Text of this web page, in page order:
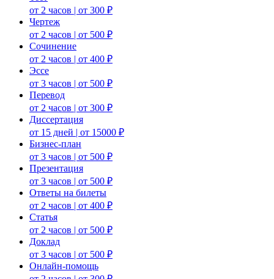
от 2 часов | от 300 ₽
Чертеж
от 2 часов | от 500 ₽
Сочинение
от 2 часов | от 400 ₽
Эссе
от 3 часов | от 500 ₽
Перевод
от 2 часов | от 300 ₽
Диссертация
от 15 дней | от 15000 ₽
Бизнес-план
от 3 часов | от 500 ₽
Презентация
от 3 часов | от 500 ₽
Ответы на билеты
от 2 часов | от 400 ₽
Статья
от 2 часов | от 500 ₽
Доклад
от 3 часов | от 500 ₽
Онлайн-помощь